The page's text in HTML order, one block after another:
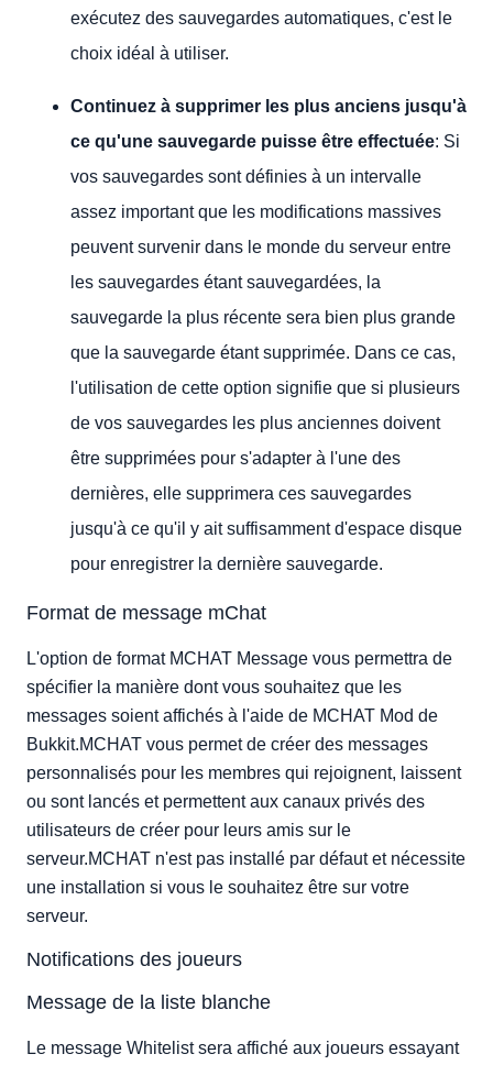
exécutez des sauvegardes automatiques, c'est le
choix idéal à utiliser.
Continuez à supprimer les plus anciens jusqu'à
ce qu'une sauvegarde puisse être effectuée: Si
vos sauvegardes sont définies à un intervalle
assez important que les modifications massives
peuvent survenir dans le monde du serveur entre
les sauvegardes étant sauvegardées, la
sauvegarde la plus récente sera bien plus grande
que la sauvegarde étant supprimée. Dans ce cas,
l'utilisation de cette option signifie que si plusieurs
de vos sauvegardes les plus anciennes doivent
être supprimées pour s'adapter à l'une des
dernières, elle supprimera ces sauvegardes
jusqu'à ce qu'il y ait suffisamment d'espace disque
pour enregistrer la dernière sauvegarde.
Format de message mChat
L'option de format MCHAT Message vous permettra de
spécifier la manière dont vous souhaitez que les
messages soient affichés à l'aide de MCHAT Mod de
Bukkit.MCHAT vous permet de créer des messages
personnalisés pour les membres qui rejoignent, laissent
ou sont lancés et permettent aux canaux privés des
utilisateurs de créer pour leurs amis sur le
serveur.MCHAT n'est pas installé par défaut et nécessite
une installation si vous le souhaitez être sur votre
serveur.
Notifications des joueurs
Message de la liste blanche
Le message Whitelist sera affiché aux joueurs essayant